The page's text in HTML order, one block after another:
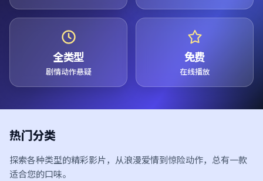
全类型
剧情动作悬疑
免费
在线播放
热门分类
探索各种类型的精彩影片，从浪漫爱情到惊险动作，总有一款
适合您的口味。